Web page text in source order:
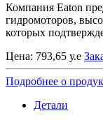
Компания Eaton
гидромоторов,
которых
Цена: 793,65 у.е
Подробнее о
Детали